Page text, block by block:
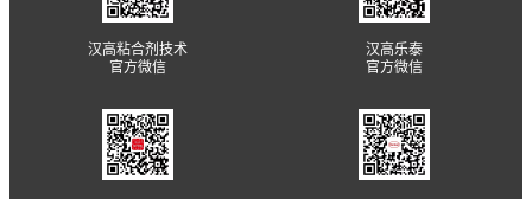
汉高粘合剂技术
官方微信
汉高乐泰
官方微信